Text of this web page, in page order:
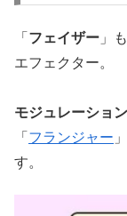
「 フェイザー 」
エフェクター。
モジュレーショ
「 フランジャー
す。